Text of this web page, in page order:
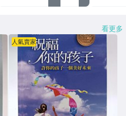
看更多
人氣賣家